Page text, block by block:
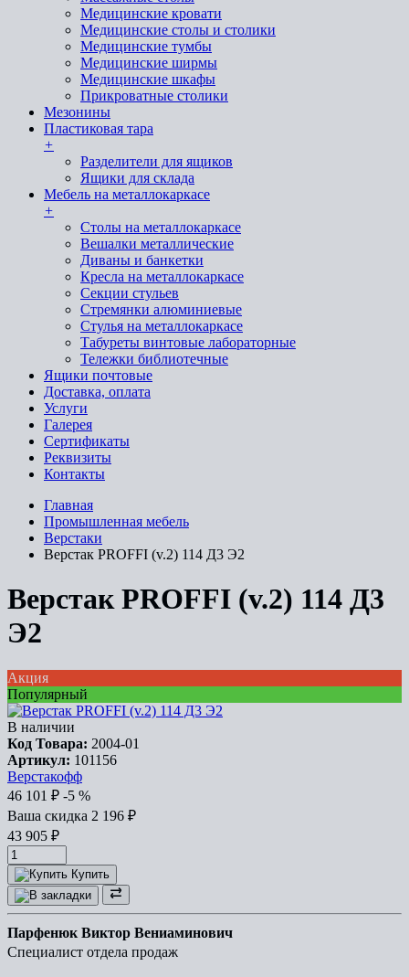
Медицинские кровати
Медицинские столы и столики
Медицинские тумбы
Медицинские ширмы
Медицинские шкафы
Прикроватные столики
Мезонины
Пластиковая тара
+
Разделители для ящиков
Ящики для склада
Мебель на металлокаркасе
+
Cтолы на металлокаркасе
Вешалки металлические
Диваны и банкетки
Кресла на металлокаркасе
Секции стульев
Стремянки алюминиевые
Стулья на металлокаркасе
Табуреты винтовые лабораторные
Тележки библиотечные
Ящики почтовые
Доставка, оплата
Услуги
Галерея
Сертификаты
Реквизиты
Контакты
Главная
Промышленная мебель
Верстаки
Верстак PROFFI (v.2) 114 Д3 Э2
Верстак PROFFI (v.2) 114 Д3
Э2
Акция
Популярный
В наличии
Код Товара: 2004-01
Артикул: 101156
Верстакофф
46 101 ₽ -5 %
Ваша cкидка 2 196 ₽
43 905 ₽
Купить
Парфенюк Виктор Вениаминович
Специалист отдела продаж